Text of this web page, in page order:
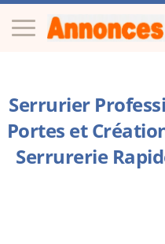
Serrurier
Portes et
Serrurerie